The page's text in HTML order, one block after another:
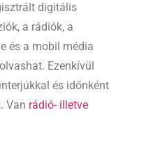
digitális
a rádiók, a
és a mobil média
Ezenkívül
és időnként
Van rádió- illetve